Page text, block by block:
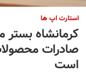
استارت اپ ها
کرمانشاه بستر
صادرات
است